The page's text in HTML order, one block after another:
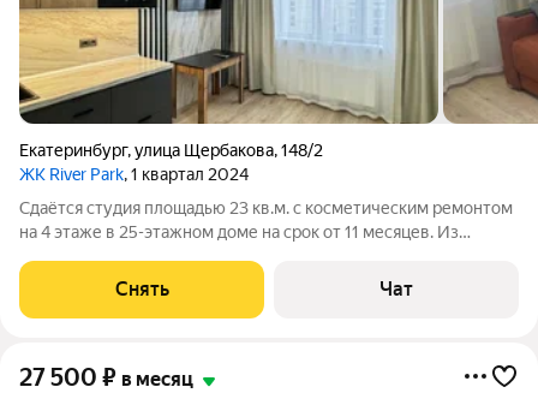
Екатеринбург,улица Щербакова,148/2
ЖК River Park, 1 квартал 2024
Сдаётся студия площадью 23 кв.м. с косметическим ремонтом
на 4 этаже в 25-этажном доме на срок от 11 месяцев. Из
Холодильник Микроволновка Дом - монолитный, окна выходят
на улицу. В подъезде
Снять Чат
27 500 ₽ в месяц